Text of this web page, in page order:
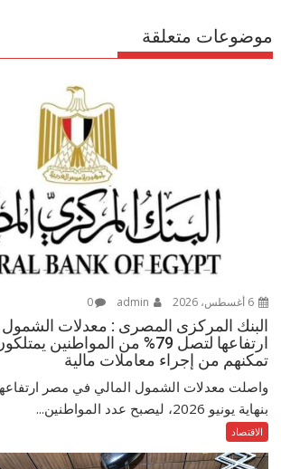
موضوعات متعلقة
6 أغسطس، 2026 0
البنك المركزى المصرى : معدلات الشمول
ارتفاعها لتصل 79% من
تمكنهم من إجراء معاملات مالية
بنهاية يونيو 2026، ليصبح عدد المواطنين...
الاقتصاد